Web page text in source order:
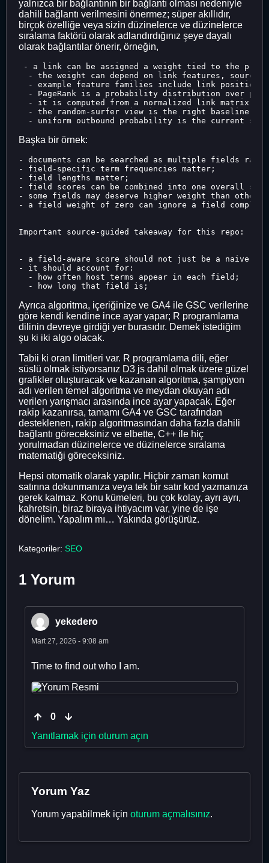
yalnızca bir bağlantının bir bağlantı olması nedeniyle
dahili bağlantı verilmesini önermez; süper akıllıdır,
birçok özelliğe veya sizin düzinelerce ve düzinelerce
sıralama faktörü olarak adlandırdığınız şeye dayalı
olarak bağlantılar önerir, örneğin,
- a link can be assigned a weight tied to the
- the weight can depend on link features, source-
- example feature families include link position,
- PageRank is a probability distribution over
- it is computed from a normalized link matrix by
- the random-surfer view is the right baseline
Başka bir örnek:
- documents can be searched as multiple fields
- field-specific term frequencies matter;
- field lengths matter;
- field scores can be combined into one overall
- some fields may deserve higher weight than others;
- a field weight of zero can ignore a field
Important source-guided takeaway for this repo:
- a field-aware score should not just be a naive
- it should account for:
- how often host terms appear in each field;
Ayrıca algoritma, içeriğinize ve GA4 ile GSC verilerine
göre kendi kendine ince ayar yapar; R programlama
dilinin devreye girdiği yer burasıdır. Demek istediğim
şu ki iki algo olacak.
Tabii ki oran limitleri var. R programlama dili, eğer
süslü olmak istiyorsanız D3 js dahil olmak üzere güzel
grafikler oluşturacak ve kazanan algoritma, şampiyon
adı verilen temel algoritma ve meydan okuyan adı
verilen yarışmacı arasında ince ayar yapacak. Eğer
rakip kazanırsa, tamamı GA4 ve GSC tarafından
desteklenen, rakip algoritmasından daha fazla dahili
bağlantı göreceksiniz ve elbette, C++ ile hiç
yorulmadan düzinelerce ve düzinelerce sıralama
matematiği göreceksiniz.
Hepsi otomatik olarak yapılır. Hiçbir zaman komut
satırına dokunmanıza veya tek bir satır kod yazmanıza
gerek kalmaz. Konu kümeleri, bu çok kolay, ayrı ayrı,
kahretsin, biraz biraya ihtiyacım var, yine de işe
dönelim. Yapalım mı… Yakında görüşürüz.
Kategoriler: SEO
1 Yorum
yekedero
Mart 27, 2026 - 9:08 am
Time to find out who I am.
0
Yanıtlamak için oturum açın
Yorum Yaz
Yorum yapabilmek için oturum açmalısınız.